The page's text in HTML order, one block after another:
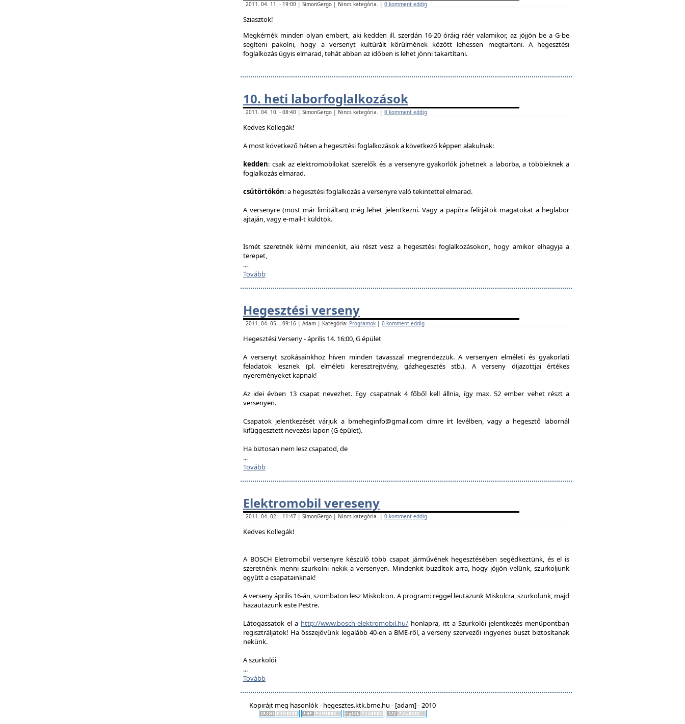
2011. 04. 11. - 19:00 | SimonGergo | Nincs kategória. | 0 komment eddig
Sziasztok!
Megkérnék minden olyan embert, aki kedden ill. szerdán 16-20 óráig ráér valamikor, az jöjjön be a G-be
segíteni pakolni, hogy a versenyt kultúrált körülmének között lehessen megtartani. A hegesztési
foglalkozás úgyis elmarad, tehát abban az időben is lehet jönni takartítani.
10. heti laborfoglalkozások
2011. 04. 10. - 08:40 | SimonGergo | Nincs kategória. | 0 komment eddig
Kedves Kollegák!
A most következő héten a hegesztési foglalkozások a következő képpen alakulnak:
kedden: csak az elektromobilokat szerelők és a versenyre gyakorlók jöhetnek a laborba, a többieknek a
foglalkozás elmarad.
csütörtökön: a hegesztési foglalkozás a versenyre való tekintettel elmarad.
A versenyre (most már limitáltan) még lehet jelentkezni. Vagy a papírra felírjátok magatokat a heglabor
ajtaján, vagy e-mail-t küldtök.
Ismét szeretnék kérni mindenkit, aki részt vesz a hegesztési foglalkozásokon, hogy amikor elhagyja a
terepet,
...
Tovább
Hegesztési verseny
2011. 04. 05. - 09:16 | Adam | Kategória: Programok | 0 komment eddig
Hegesztési Verseny - április 14. 16:00, G épület
A versenyt szokásainkhoz híven minden tavasszal megrendezzük. A versenyen elméleti és gyakorlati
feladatok lesznek (pl. elméleti keresztrejtvény, gázhegesztés stb.). A verseny díjazottjai értékes
nyereményeket kapnak!
Az idei évben 13 csapat nevezhet. Egy csapatnak 4 főből kell állnia, így max. 52 ember vehet részt a
versenyen.
Csapatok jelentkezését várjuk a bmeheginfo@gmail.com címre írt levélben, vagy a hegesztő labornál
kifüggesztett nevezési lapon (G épület).
Ha biztosan nem lesz csapatod, de
...
Tovább
Elektromobil vereseny
2011. 04. 02. - 11:47 | SimonGergo | Nincs kategória. | 0 komment eddig
Kedves Kollegák!
A BOSCH Eletromobil versenyre készülő több csapat járművének hegesztésében segédkeztünk, és el is
szeretnénk menni szurkolni nekik a versenyen. Mindenkit buzdítok arra, hogy jöjjön velünk, szurkoljunk
együtt a csapatainknak!
A verseny április 16-án, szombaton lesz Miskolcon. A program: reggel leutazunk Miskolcra, szurkolunk, majd
hazautazunk este Pestre.
Látogassatok el a http://www.bosch-elektromobil.hu/ honlapra, itt a Szurkolói jelentkezés menüpontban
regisztráljatok! Ha összejövünk legalább 40-en a BME-ről, a verseny szervezői ingyenes buszt biztosítanak
nekünk.
A szurkolói
...
Tovább
Kopirájt meg hasonlók - hegesztes.ktk.bme.hu - [adam] - 2010